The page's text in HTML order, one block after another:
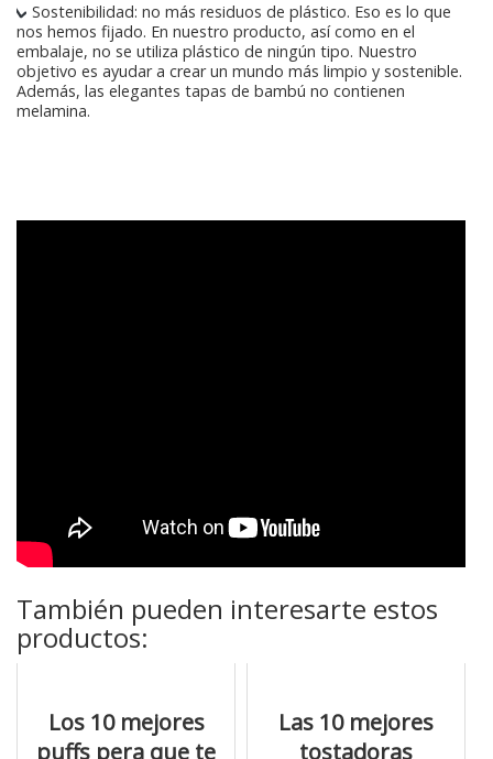
Sostenibilidad: no más residuos de plástico. Eso es lo que
nos hemos fijado. En nuestro producto, así como en el
embalaje, no se utiliza plástico de ningún tipo. Nuestro
objetivo es ayudar a crear un mundo más limpio y sostenible.
Además, las elegantes tapas de bambú no contienen
melamina.
También pueden interesarte estos
productos:
Los 10 mejores
puffs pera que te
Las 10 mejores
tostadoras